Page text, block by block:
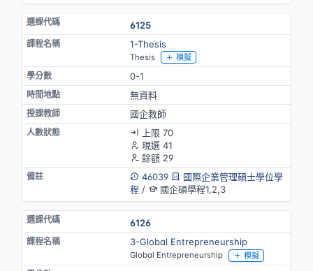
6125
1-Thesis
Thesis 模擬
0-1
無資料
國企教師
上限 70
現選 41
餘額 29
46039
國際企業管理碩士學位學
程 / 國企碩學程1,2,3
6126
3-Global Entrepreneurship
Global Entrepreneurship 模擬